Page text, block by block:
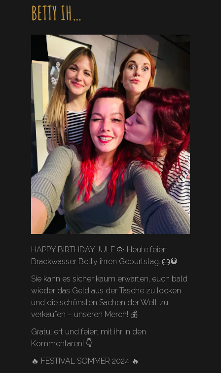
BETTY IH…
HAPPY BIRTHDAY JULE 🥳 Heute feiert
Brackwasser Betty ihren Geburtstag. 🎂🥃
Sie kann es sicher kaum erwarten, euch bald
wieder das Geld aus der Tasche zu locken
und die schönsten Sachen der Welt zu
verkaufen – unseren Merch! 💰
Gratuliert und feiert mit ihr in den
Kommentaren! 👇
🔥 FESTIVAL SOMMER 2024 🔥